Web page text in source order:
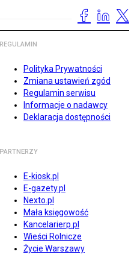
REGULAMIN
Polityka Prywatności
Zmiana ustawień zgód
Regulamin serwisu
Informacje o nadawcy
Deklaracja dostępności
PARTNERZY
E-kiosk.pl
E-gazety.pl
Nexto.pl
Mała księgowość
Kancelarierp.pl
Wieści Rolnicze
Życie Warszawy